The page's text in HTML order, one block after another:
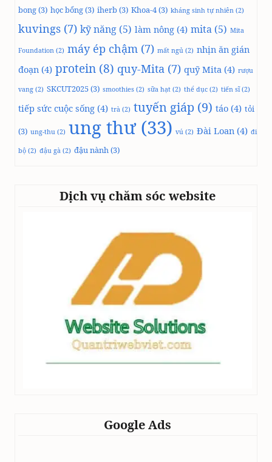
bong(3) học bổng(3) iherb(3) Khoa-4(3) kháng sinh tự nhiên (2)
kuvings (7) kỹ năng (5) làm nông (4) mita (5) Mita
Foundation (2) máy ép chậm (7) mất ngủ (2) nhịn ăn gián
đoạn (4) protein (8) quy-Mita (7) quỹ Mita (4) rượu
vang (2) SKCUT2025(3) smoothies (2) sữa hạt (2) thể dục (2) tiến sĩ(2)
tiếp sức cuộc sống (4) trà (2) tuyến giáp (9) táo (4) tỏi
(3) ung-thu (2) ung thư(33) vú (2) Đài Loan (4) đi
bộ (2) đậu gà (2) đậu nành(3)
Dịch vụ chăm sóc website
Google Ads